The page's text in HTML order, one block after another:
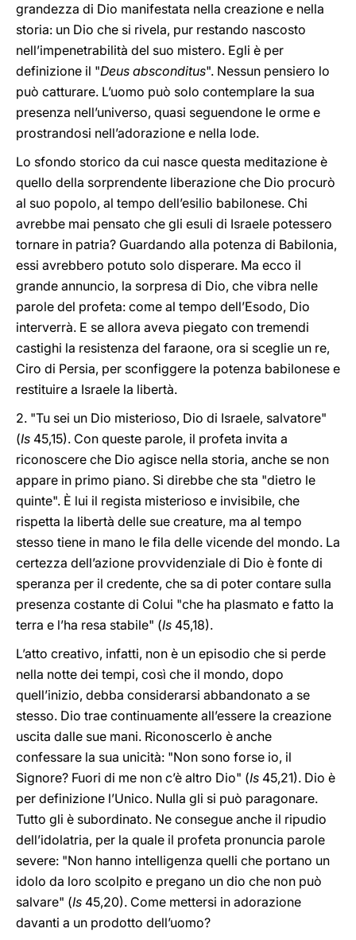
grandezza di Dio manifestata nella creazione e nella
storia: un Dio che si rivela, pur restando nascosto
nell’impenetrabilità del suo mistero. Egli è per
definizione il "Deus absconditus". Nessun pensiero lo
può catturare. L’uomo può solo contemplare la sua
presenza nell’universo, quasi seguendone le orme e
prostrandosi nell’adorazione e nella lode.
Lo sfondo storico da cui nasce questa meditazione è
quello della sorprendente liberazione che Dio procurò
al suo popolo, al tempo dell’esilio babilonese. Chi
avrebbe mai pensato che gli esuli di Israele potessero
tornare in patria? Guardando alla potenza di Babilonia,
essi avrebbero potuto solo disperare. Ma ecco il
grande annuncio, la sorpresa di Dio, che vibra nelle
parole del profeta: come al tempo dell’Esodo, Dio
interverrà. E se allora aveva piegato con tremendi
castighi la resistenza del faraone, ora si sceglie un re,
Ciro di Persia, per sconfiggere la potenza babilonese e
restituire a Israele la libertà.
2. "Tu sei un Dio misterioso, Dio di Israele, salvatore"
(Is 45,15). Con queste parole, il profeta invita a
riconoscere che Dio agisce nella storia, anche se non
appare in primo piano. Si direbbe che sta "dietro le
quinte". È lui il regista misterioso e invisibile, che
rispetta la libertà delle sue creature, ma al tempo
stesso tiene in mano le fila delle vicende del mondo. La
certezza dell’azione provvidenziale di Dio è fonte di
speranza per il credente, che sa di poter contare sulla
presenza costante di Colui "che ha plasmato e fatto la
terra e l’ha resa stabile" (Is 45,18).
L’atto creativo, infatti, non è un episodio che si perde
nella notte dei tempi, così che il mondo, dopo
quell’inizio, debba considerarsi abbandonato a se
stesso. Dio trae continuamente all’essere la creazione
uscita dalle sue mani. Riconoscerlo è anche
confessare la sua unicità: "Non sono forse io, il
Signore? Fuori di me non c’è altro Dio" (Is 45,21). Dio è
per definizione l’Unico. Nulla gli si può paragonare.
Tutto gli è subordinato. Ne consegue anche il ripudio
dell’idolatria, per la quale il profeta pronuncia parole
severe: "Non hanno intelligenza quelli che portano un
idolo da loro scolpito e pregano un dio che non può
salvare" (Is 45,20). Come mettersi in adorazione
davanti a un prodotto dell’uomo?